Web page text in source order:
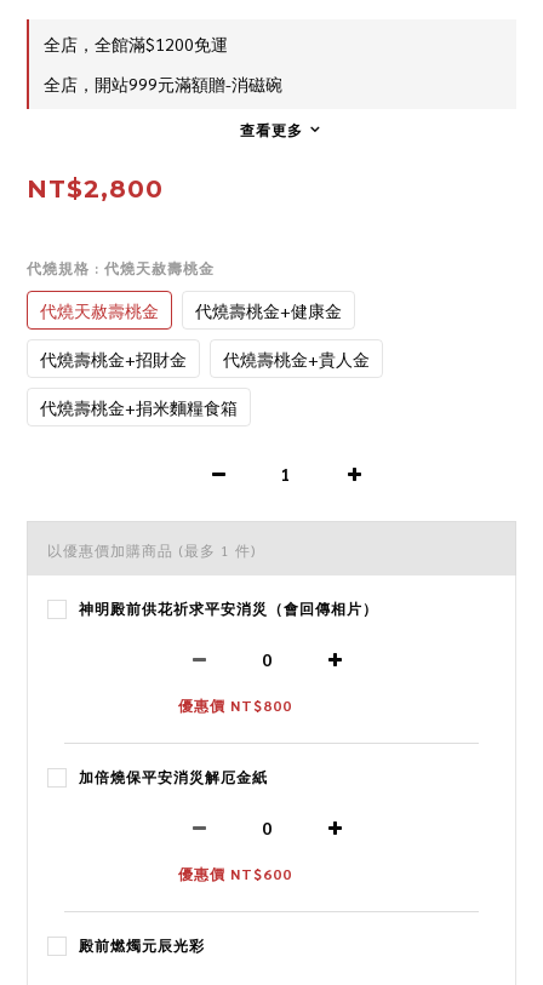
全店，全館滿$1200免運
全店，開站999元滿額贈-消磁碗
查看更多
NT$2,800
代燒規格 : 代燒天赦壽桃金
代燒天赦壽桃金 代燒壽桃金+健康金
代燒壽桃金+招財金 代燒壽桃金+貴人金
代燒壽桃金+捐米麵糧食箱
以優惠價加購商品 (最多 1 件)
神明殿前供花祈求平安消災（會回傳相片）
優惠價 NT$800
加倍燒保平安消災解厄金紙
優惠價 NT$600
殿前燃燭元辰光彩